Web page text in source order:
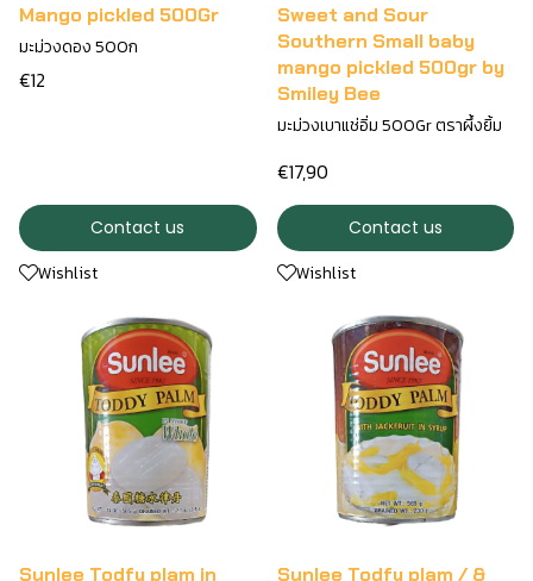
Mango pickled 500Gr
มะม่วงดอง 500ก
€12
Contact us
Wishlist
Sweet and Sour
Southern Small baby
mango pickled 500gr by
Smiley Bee
มะม่วงเบาแช่อิ่ม 500Gr ตราผึ้งยิ้ม
€17,90
Contact us
Wishlist
Sunlee Todfy plam in
Sunlee Todfy plam / &